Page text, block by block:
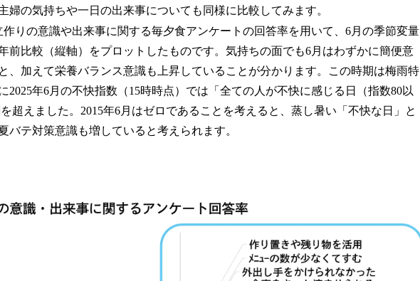
婦の気持ちや一日の出来事についても同様に比較してみます。
りの意識や出来事に関する毎夕食アンケートの回答率を用いて、6月の季節変量
前比較（縦軸）をプロットしたものです。気持ちの面でも6月はわずかに簡便意
、加えて栄養バランス意識も上昇していることが分かります。この時期は梅雨特
2025年6月の不快指数（15時時点）では「全ての人が不快に感じる日（指数80以
超えました。2015年6月はゼロであることを考えると、蒸し暑い「不快な日」と
バテ対策意識も増していると考えられます。